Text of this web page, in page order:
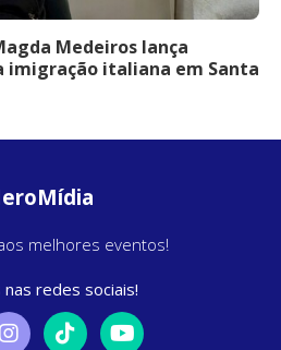
Medeiros lança
imigração italiana em Santa
melhores eventos!
nas redes sociais!